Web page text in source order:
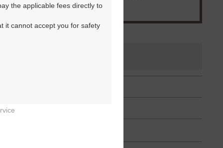
the applicable fees directly to
it cannot accept you for safety